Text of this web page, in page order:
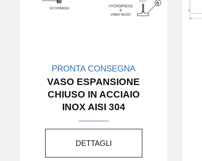
PRONTA CONSEGNA
VASO ESPANSIONE
CHIUSO IN ACCIAIO
INOX AISI 304
DETTAGLI